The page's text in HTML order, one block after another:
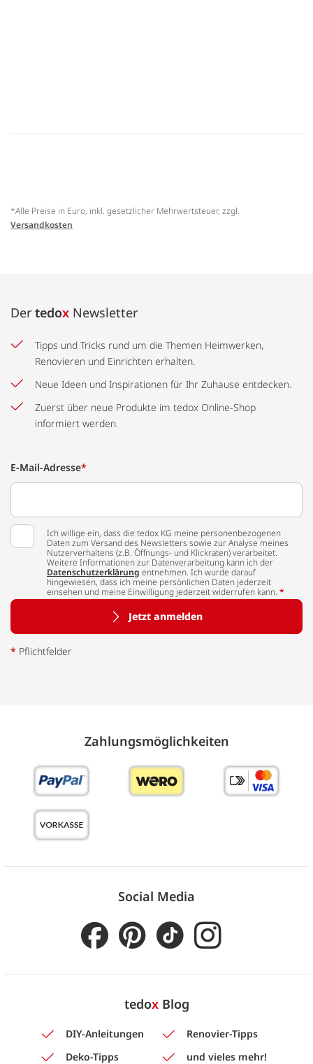
*Alle Preise in Euro, inkl. gesetzlicher Mehrwertsteuer, zzgl.
Versandkosten
Der tedox Newsletter
Tipps und Tricks rund um die Themen Heimwerken,
Renovieren und Einrichten erhalten.
Neue Ideen und Inspirationen für Ihr Zuhause entdecken.
Zuerst über neue Produkte im tedox Online-Shop
informiert werden.
E-Mail-Adresse*
Ich willige ein, dass die tedox KG meine personenbezogenen
Daten zum Versand des Newsletters sowie zur Analyse meines
Nutzerverhaltens (z.B. Öffnungs- und Klickraten) verarbeitet.
Weitere Informationen zur Datenverarbeitung kann ich der
Datenschutzerklärung entnehmen. Ich wurde darauf
hingewiesen, dass ich meine persönlichen Daten jederzeit
einsehen und meine Einwilligung jederzeit widerrufen kann. *
Jetzt anmelden
* Pflichtfelder
Zahlungs­möglich­keiten
Social Media
tedoxBlog
DIY-Anleitungen
Renovier-Tipps
Deko-Tipps
und vieles mehr!